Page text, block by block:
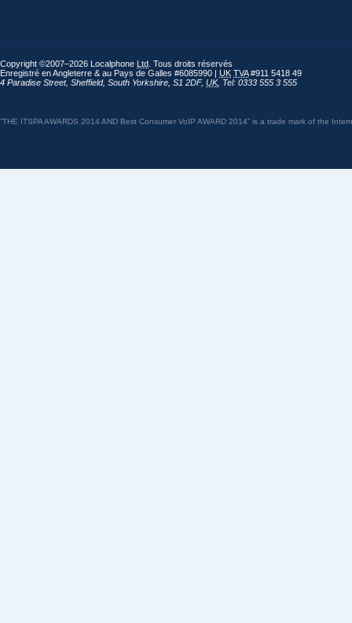
Copyright ©2007–2026 Localphone Ltd . Tous droits réservés
Enregistré en Angleterre & au Pays de Galles #6085990 | UK TVA#911 5418 49
4 Paradise Street, Sheffield, South Yorkshire S1 2DF, UK, Tel: 0333 555 3 555
“THE ITSPA AWARDS 2014 AND Best Consumer VoIP AWARD 2014” is a trade mark of the